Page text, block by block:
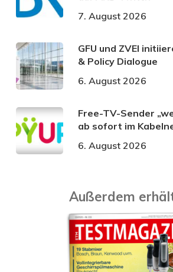
7. August 2026
GFU und ZVEI
& Policy Dialogue
6. August 2026
Free-TV-Sender
ab sofort im
6. August 2026
Außerdem